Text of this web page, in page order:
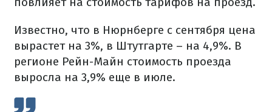
Известно, что в Нюрнберге с сентября цена
вырастет на 3%, в Штутгарте – на 4,9%. В
регионе Рейн-Майн стоимость проезда
выросла на 3,9% еще в июле.